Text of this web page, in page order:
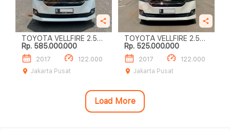
TOYOTA VELLFIRE 2.5L
G A/T
Rp. 585.000.000
2017
122.000
Jakarta Pusat
TOYOTA VELLFIRE 2.5L
G A/T
Rp. 525.000.000
2017
122.000
Jakarta Pusat
Load More